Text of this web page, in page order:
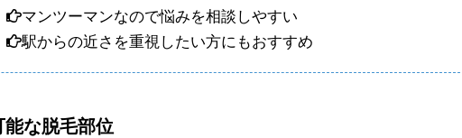
マンツーマンなので悩みを相談しやすい
駅からの近さを重視したい方にもおすすめ
能な脱毛部位